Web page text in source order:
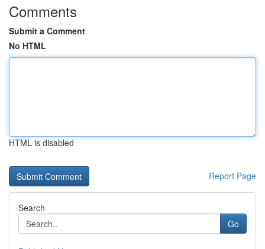
Comments
Submit a Comment
No HTML
HTML is disabled
Report Page
Search
Go